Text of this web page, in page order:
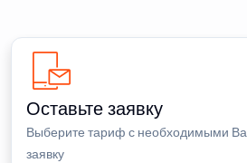
Оставьте заявку
Выберите тариф с необходимыми
заявку